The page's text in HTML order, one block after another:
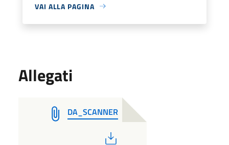
VAI ALLA PAGINA
Allegati
DA_SCANNER